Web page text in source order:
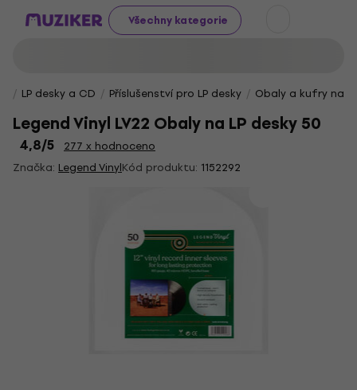
Všechny kategorie
LP desky a CD Příslušenství pro LP desky Obaly a kufry na
Legend Vinyl LV22 Obaly na LP desky 50
4,8/5
277 x hodnoceno
Značka: Legend VinylKód produktu: 1152292